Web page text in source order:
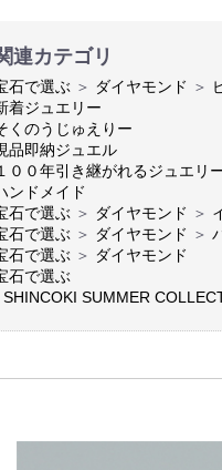
連カテゴリ
石で選ぶ ＞ ダイヤモンド ＞
着ジュエリー
くのうじゅえりー
品即納ジュエル
００年引き継がれるジュエ
ンドメイド
石で選ぶ ＞ ダイヤモンド ＞
石で選ぶ ＞ ダイヤモンド ＞
石で選ぶ ＞ ダイヤモンド
石で選ぶ
SHINCOKI SUMMER